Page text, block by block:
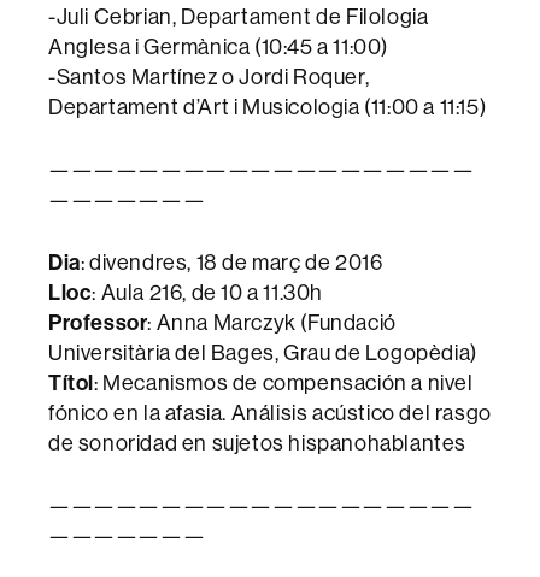
-Juli Cebrian, Departament de Filologia
Anglesa i Germànica (10:45 a 11:00)
-Santos Martínez o Jordi Roquer,
Departament d’Art i Musicologia (11:00 a 11:15)
———————————————————
———————
Dia: divendres, 18 de març de 2016
Lloc: Aula 216, de 10 a 11.30h
Professor: Anna Marczyk (Fundació
Universitària del Bages, Grau de Logopèdia)
Títol: Mecanismos de compensación a nivel
fónico en la afasia. Análisis acústico del rasgo
de sonoridad en sujetos hispanohablantes
———————————————————
———————